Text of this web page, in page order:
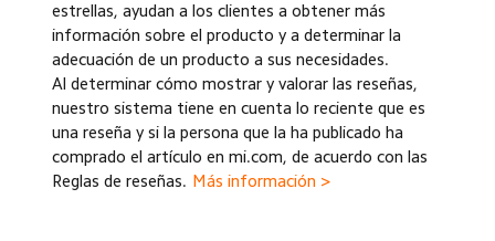
estrellas, ayudan a los clientes a obtener más
información sobre el producto y a determinar la
adecuación de un producto a sus necesidades.
Al determinar cómo mostrar y valorar las reseñas,
nuestro sistema tiene en cuenta lo reciente que es
una reseña y si la persona que la ha publicado ha
comprado el artículo en mi.com, de acuerdo con las
Reglas de reseñas. Más información >